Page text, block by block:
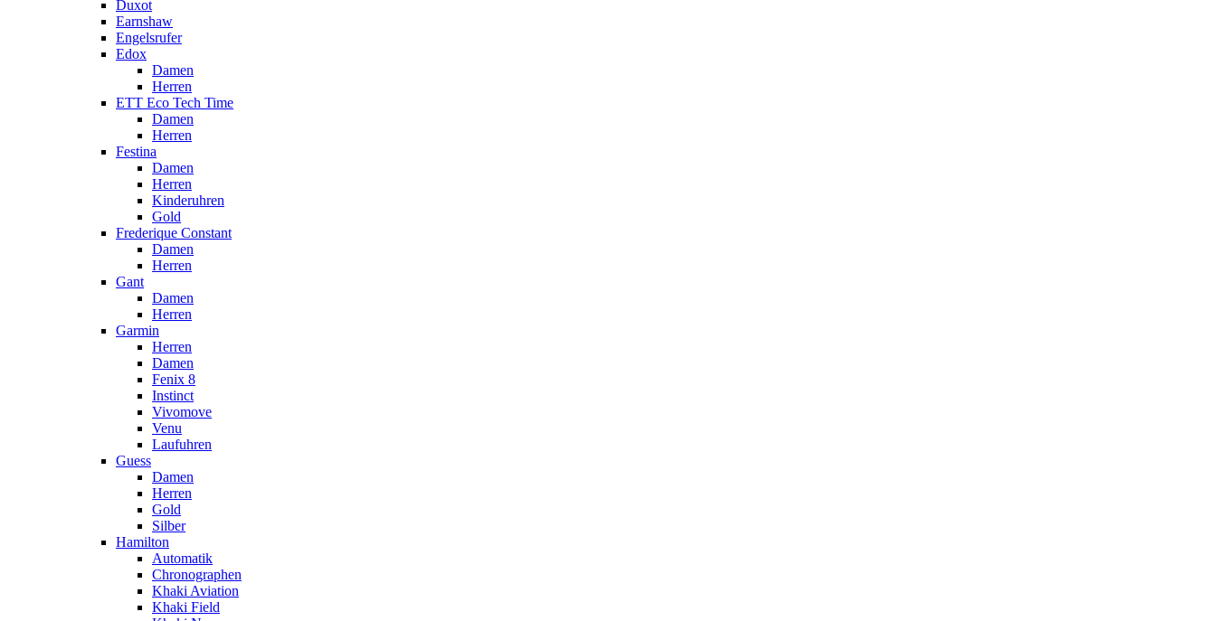
Duxot
Earnshaw
Engelsrufer
Edox
Damen
Herren
ETT Eco Tech Time
Damen
Herren
Festina
Damen
Herren
Kinderuhren
Gold
Frederique Constant
Damen
Herren
Gant
Damen
Herren
Garmin
Herren
Damen
Fenix 8
Instinct
Vivomove
Venu
Laufuhren
Guess
Damen
Herren
Gold
Silber
Hamilton
Automatik
Chronographen
Khaki Aviation
Khaki Field